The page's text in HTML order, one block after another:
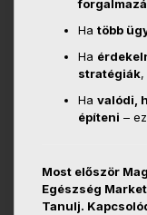
Ha több
Ha
stratégiák,
Ha valódi,
építeni –
Most először
Egészség
Tanulj.